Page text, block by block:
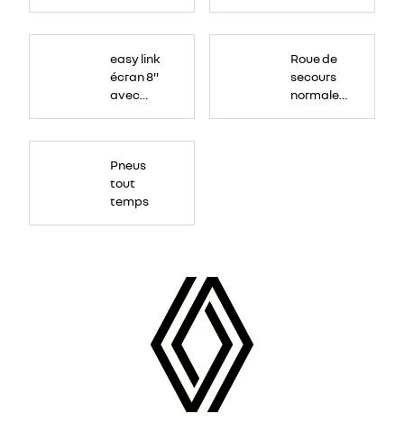
easy link
écran 8"
avec
Roue de
secours
normale
Pneus
tout
temps